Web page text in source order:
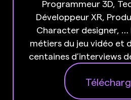
Programmeur 3D,
Développeur XR,
Character designer, …
métiers du jeu vidéo et
centaines d’interviews